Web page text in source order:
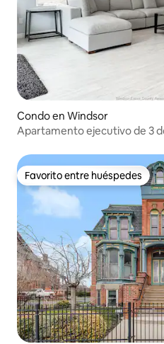
Condo en Windsor
Apartamento ejecutivo de 3
Favorito entre huéspedes
Favorito entre huéspedes